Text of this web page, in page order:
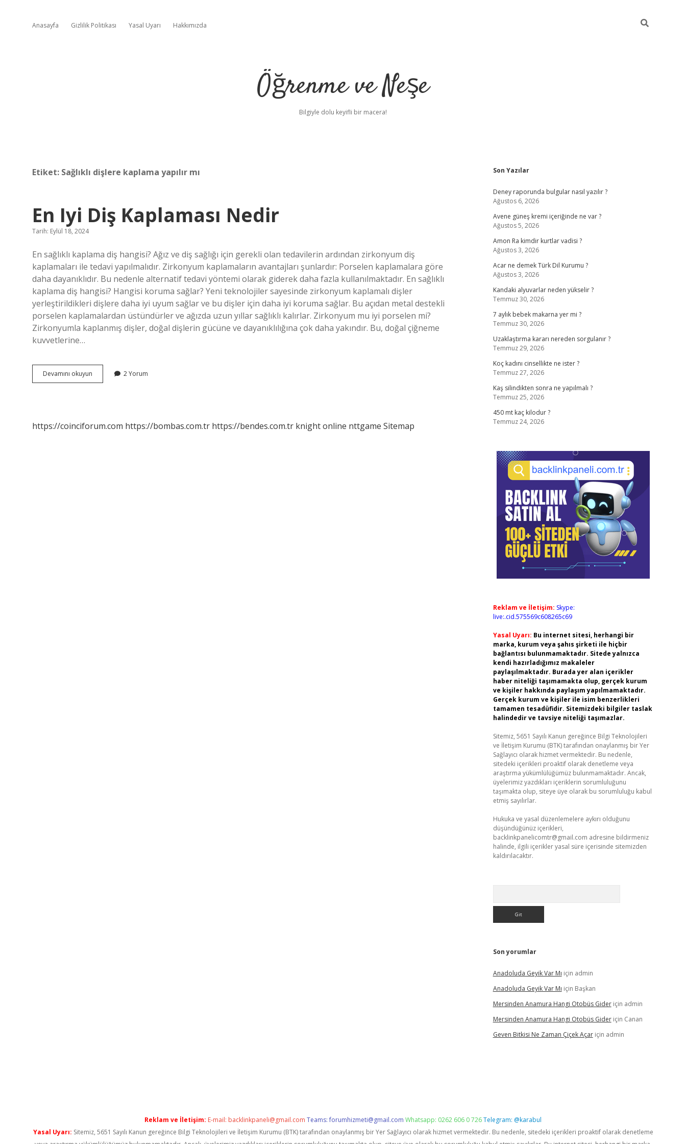
Anasayfa Gizlilik Politikası Yasal Uyarı Hakkımızda
Öğrenme ve Neşe
Bilgiyle dolu keyifli bir macera!
Etiket: Sağlıklı dişlere kaplama yapılır mı
En Iyi Diş Kaplaması Nedir
Tarih: Eylül 18, 2024
En sağlıklı kaplama diş hangisi? Ağız ve diş sağlığı için gerekli olan tedavilerin ardından zirkonyum diş
kaplamaları ile tedavi yapılmalıdır. Zirkonyum kaplamaların avantajları şunlardır: Porselen kaplamalara göre
daha dayanıklıdır. Bu nedenle alternatif tedavi yöntemi olarak giderek daha fazla kullanılmaktadır. En sağlıklı
kaplama diş hangisi? Hangisi koruma sağlar? Yeni teknolojiler sayesinde zirkonyum kaplamalı dişler
yerleştirildikleri dişlere daha iyi uyum sağlar ve bu dişler için daha iyi koruma sağlar. Bu açıdan metal destekli
porselen kaplamalardan üstündürler ve ağızda uzun yıllar sağlıklı kalırlar. Zirkonyum mu iyi porselen mi?
Zirkonyumla kaplanmış dişler, doğal dişlerin gücüne ve dayanıklılığına çok daha yakındır. Bu, doğal çiğneme
kuvvetlerine…
Devamını okuyun
Iyi
2 Yorum
https://coinciforum.com https://bombas.com.tr https://bendes.com.tr knight online nttgame Sitemap
Sidebar
Son Yazılar
Deney raporunda bulgular nasıl yazılır ?
Ağustos 6, 2026
Avene güneş kremi içeriğinde ne var ?
Ağustos 5, 2026
Amon Ra kimdir kurtlar vadisi ?
Ağustos 3, 2026
Acar ne demek Türk Dil Kurumu ?
Ağustos 3, 2026
Kandaki alyuvarlar neden yükselir ?
Temmuz 30, 2026
7 aylık bebek makarna yer mi ?
Temmuz 30, 2026
Uzaklaştırma kararı nereden sorgulanır ?
Temmuz 29, 2026
Koç kadını cinsellikte ne ister ?
Temmuz 27, 2026
Kaş silindikten sonra ne yapılmalı ?
Temmuz 25, 2026
450 mt kaç kilodur ?
Temmuz 24, 2026
Reklam ve İletişim: Skype:
live:.cid.575569c608265c69
Yasal Uyarı: Bu internet sitesi, herhangi bir
marka, kurum veya şahıs şirketi ile hiçbir
bağlantısı bulunmamaktadır. Sitede yalnızca
kendi hazırladığımız makaleler
paylaşılmaktadır. Burada yer alan içerikler
haber niteliği taşımamakta olup, gerçek kurum
ve kişiler hakkında paylaşım yapılmamaktadır.
Gerçek kurum ve kişiler ile isim benzerlikleri
tamamen tesadüfidir. Sitemizdeki bilgiler taslak
halindedir ve tavsiye niteliği taşımazlar.
Sitemiz, 5651 Sayılı Kanun gereğince Bilgi Teknolojileri
ve İletişim Kurumu (BTK) tarafından onaylanmış bir Yer
Sağlayıcı olarak hizmet vermektedir. Bu nedenle,
sitedeki içerikleri proaktif olarak denetleme veya
araştırma yükümlülüğümüz bulunmamaktadır. Ancak,
üyelerimiz yazdıkları içeriklerin sorumluluğunu
taşımakta olup, siteye üye olarak bu sorumluluğu kabul
etmiş sayılırlar.
Hukuka ve yasal düzenlemelere aykırı olduğunu
düşündüğünüz içerikleri,
backlinkpanelicomtr@gmail.com adresine bildirmeniz
halinde, ilgili içerikler yasal süre içerisinde sitemizden
kaldırılacaktır.
Son yorumlar
Anadoluda Geyik Var Mı için admin
Anadoluda Geyik Var Mı için Başkan
Mersinden Anamura Hangi Otobüs Gideriçin admin
Mersinden Anamura Hangi Otobüs Gideriçin Canan
Geven Bitkisi Ne Zaman Çiçek Açariçin admin
Reklam ve İletişim: E-mail: backlinkpaneli@gmail.com Teams:forumhizmeti@gmail.com Whatsapp: 0262 606 0 726Telegram: @karabul
Yasal Uyarı: Sitemiz, 5651 Sayılı Kanun gereğince Bilgi Teknolojileri ve İletişim Kurumu (BTK) tarafından onaylanmış bir Yer Sağlayıcı olarak hizmet vermektedir. Bu nedenle, sitedeki içerikleri proaktif olarak denetleme